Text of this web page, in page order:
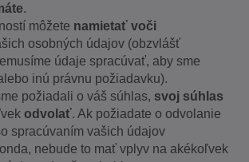
.
môžete namietať voči
osobných údajov (obzvlášť
údaje spracúvať, aby sme
inú právnu požiadavku).
požiadali o váš súhlas, svoj súhlas
odvolať. Ak požiadate o odvolanie
spracúvaním vašich údajov
nebude to mať vplyv na akékoľvek